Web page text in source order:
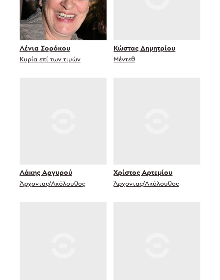
Λένια Σορόκου
Κυρία επί των τιμών
Κώστας Δημητρίου
Μέντεθ
Λάκης Αργυρού
Άρχοντας/Ακόλουθος
Χρίστος Αρτεμίου
Άρχοντας/Ακόλουθος